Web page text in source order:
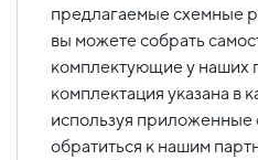
предлагаемые схемные
вы можете собрать
комплектующие у наших
комплектация указана в
используя
обратиться к нашим